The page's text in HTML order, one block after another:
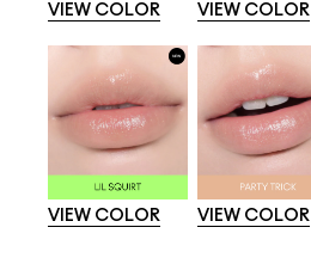
VIEW COLOR VIEW COLOR
VIEW COLOR VIEW COLOR